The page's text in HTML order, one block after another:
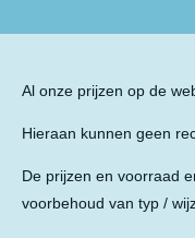
Al onze prijzen op de
Hieraan kunnen geen
De prijzen en voorraad
voorbehoud van typ /